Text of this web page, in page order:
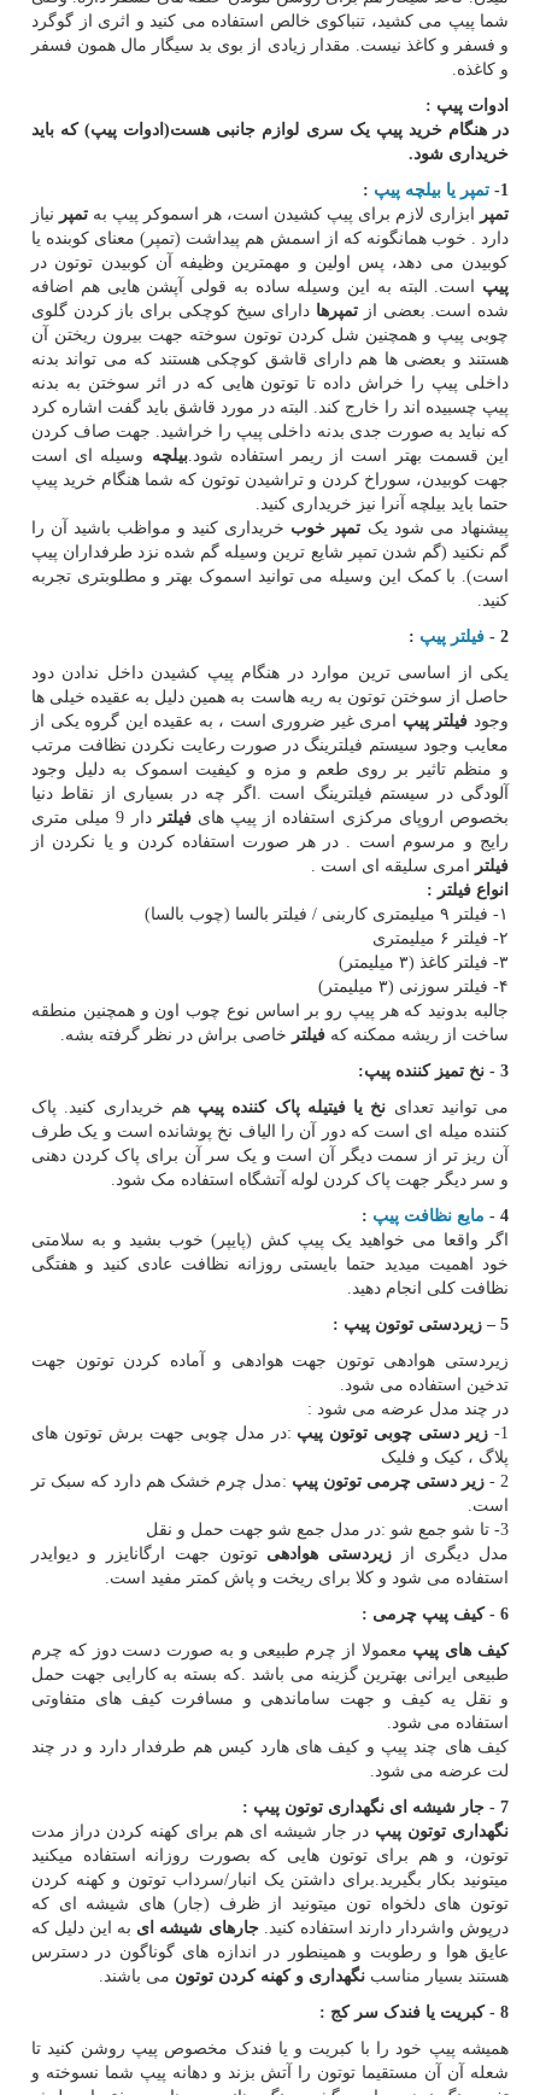
شما پیپ می کشید، تنباکوی خالص استفاده می کنید و اثری از گوگرد
و فسفر و کاغذ نیست. مقدار زیادی از بوی بد سیگار مال همون فسفر
و کاغذه.
ادوات پیپ :
در هنگام خرید پیپ یک سری لوازم جانبی هست(ادوات پیپ) که باید
خریداری شود.
1-
تمپر یا بیلچه پیپ :
تمپر
ابزاری لازم برای پیپ کشیدن است، هر اسموکر پیپ به تمپر نیاز
دارد . خوب همانگونه که از اسمش هم پیداشت (تمپر) معنای کوبنده یا
کوبیدن می دهد، پس اولین و مهمترین وظیفه آن کوبیدن توتون در
پیپ است. البته به این وسیله ساده به قولی آپشن هایی هم اضافه
شده است. بعضی از تمپرها دارای سیخ کوچکی برای باز کردن گلوی
چوبی پیپ و همچنین شل کردن توتون سوخته جهت بیرون ریختن آن
هستند و بعضی ها هم دارای قاشق کوچکی هستند که می تواند بدنه
داخلی پیپ را خراش داده تا توتون هایی که در اثر سوختن به بدنه
پیپ چسبیده اند را خارج کند. البته در مورد قاشق باید گفت اشاره کرد
که نباید به صورت جدی بدنه داخلی پیپ را خراشید. جهت صاف کردن
این قسمت بهتر است از ریمر استفاده شود.بیلچه وسیله ای است
جهت کوبیدن، سوراخ کردن و تراشیدن توتون که شما هنگام خرید پیپ
حتما باید بیلچه آنرا نیز خریداری کنید.
پیشنهاد می شود یک تمپر خوب خریداری کنید و مواظب باشید آن را
گم نکنید (گم شدن تمپر شایع ترین وسیله گم شده نزد طرفداران پیپ
است). با کمک این وسیله می توانید اسموک بهتر و مطلوبتری تجربه
کنید.
2 -
فیلتر پیپ :
یکی از اساسی ترین موارد در هنگام پیپ کشیدن داخل ندادن دود
حاصل از سوختن توتون به ریه هاست به همین دلیل به عقیده خیلی ها
وجود فیلتر پیپ امری غیر ضروری است ، به عقیده این گروه یکی از
معایب وجود سیستم فیلترینگ در صورت رعایت نکردن نظافت مرتب
و منظم تاثیر بر روی طعم و مزه و کیفیت اسموک به دلیل وجود
آلودگی در سیستم فیلترینگ است .اگر چه در بسیاری از نقاط دنیا
بخصوص اروپای مرکزی استفاده از پیپ هایفیلتر
دار 9 میلی متری
رایج و مرسوم است . در هر صورت استفاده کردن و یا نکردن از
فیلتر
امری سلیقه ای است .
انواع فیلتر :
۱- فیلتر ۹ میلیمتری کاربنی / فیلتر بالسا (چوب بالسا)
۲- فیلتر ۶ میلیمتری
۳- فیلتر کاغذ (۳ میلیمتر)
۴- فیلتر سوزنی (۳ میلیمتر)
جالبه بدونید که هر پیپ رو بر اساس نوع چوب اون و همچنین منطقه
ساخت از ریشه ممکنه که فیلتر خاصی براش در نظر گرفته بشه.
3 -
نخ تمیز کننده پیپ:
می توانید تعدای نخ یا فیتیله پاک کننده پیپ هم خریداری کنید. پاک
کننده میله ای است که دور آن را الیاف نخ پوشانده است و یک طرف
آن ریز تر از سمت دیگر آن است و یک سر آن برای پاک کردن دهنی
و سر دیگر جهت پاک کردن لوله آتشگاه استفاده مک شود.
4 -
مایع نظافت پیپ :
اگر واقعا می خواهید یک پیپ کش (پایپر) خوب بشید و به سلامتی
خود اهمیت میدید حتما بایستی روزانه نظافت عادی کنید و هفتگی
نظافت کلی انجام دهید.
5
– زیردستی توتون پیپ :
زیردستی هوادهی توتون جهت هوادهی و آماده کردن توتون جهت
تدخین استفاده می شود.
در چند مدل عرضه می شود :
1-
زیر دستی چوبی توتون پیپ :در مدل چوبی جهت برش توتون های
پلاگ ، کیک و فلیک
2 -
زیر دستی چرمی توتون پیپ :مدل چرم خشک هم دارد که سبک تر
است.
3- تا شو جمع شو :در مدل جمع شو جهت حمل و نقل
مدل دیگری از زیردستی هوادهی توتون جهت ارگانایزر و دیوایدر
استفاده می شود و کلا برای ریخت و پاش کمتر مفید است.
6 - کیف پیپ چرمی :
کیف های پیپ معمولا از چرم طبیعی و به صورت دست دوز که چرم
طبیعی ایرانی بهترین گزینه می باشد .که بسته به کارایی جهت حمل
و نقل یه کیف و جهت ساماندهی و مسافرت کیف های متفاوتی
استفاده می شود.
کیف های چند پیپ و کیف های هارد کیس هم طرفدار دارد و در چند
لت عرضه می شود.
7 - جار شیشه ای نگهداری توتون پیپ :
نگهداری توتون پیپ در جار شیشه ای هم برای کهنه کردن دراز مدت
توتون، و هم برای توتون هایی که بصورت روزانه استفاده میکنید
میتونید بکار بگیرید.برای داشتن یک انبار/سرداب توتون و کهنه کردن
توتون های دلخواه تون میتونید از ظرف (جار) های شیشه ای که
درپوش واشردار دارند استفاده کنید.جارهای شیشه ای به این دلیل که
عایق هوا و رطوبت و همینطور در اندازه های گوناگون در دسترس
هستند بسیار مناسب نگهداری و کهنه کردن توتون می باشند.
8 - کبریت یا فندک سر کج :
همیشه پیپ خود را با کبریت و یا فندک مخصوص پیپ روشن کنید تا
شعله آن آن مستقیما توتون را آتش بزند و دهانه پیپ شما نسوخته و